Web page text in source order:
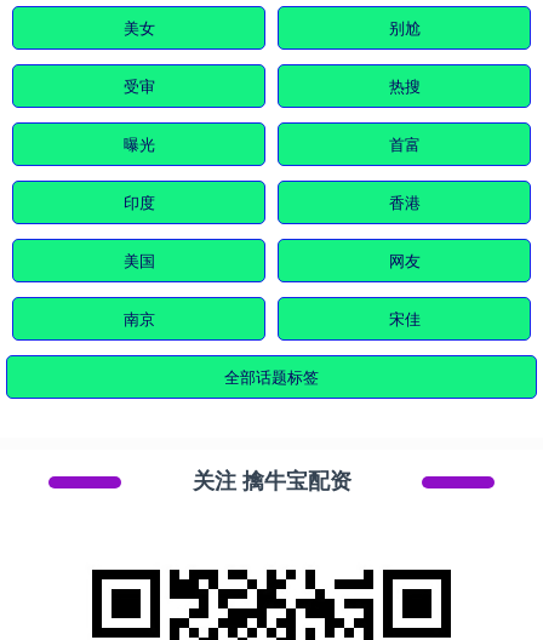
美女 别尬
受审 热搜
曝光 首富
印度 香港
美国 网友
南京 宋佳
全部话题标签
关注 擒牛宝配资